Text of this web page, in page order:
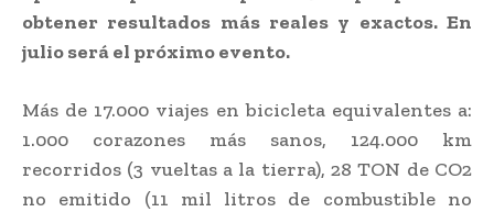
obtener resultados más reales y exactos. En
julio será el próximo evento.
Más de 17.000 viajes en bicicleta equivalentes a:
1.000 corazones más sanos, 124.000 km
recorridos (3 vueltas a la tierra), 28 TON de CO2
no emitido (11 mil litros de combustible no